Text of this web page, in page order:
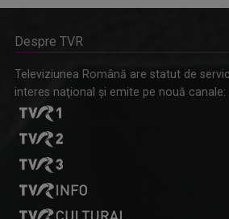
prin piesa „Ultima oră”, o montare de
Despre TVR
Televiziunea Română are statut de
interes naţional şi emite pe nouă canale: